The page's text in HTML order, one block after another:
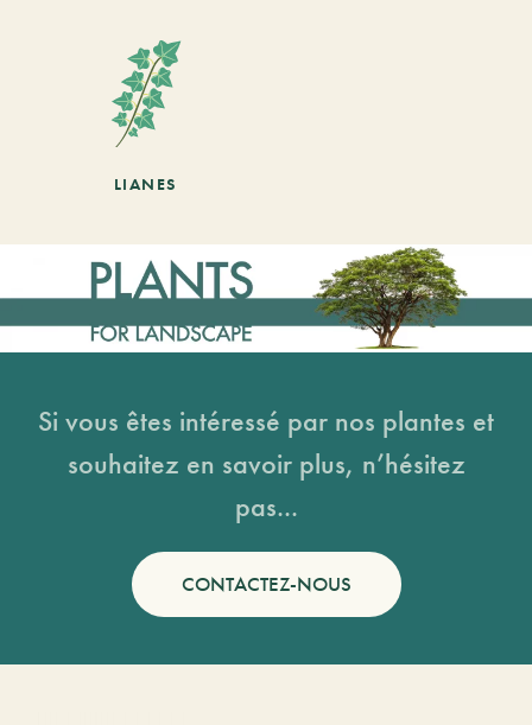
LIANES
Si vous êtes intéressé par nos plantes et
souhaitez en savoir plus, n’hésitez
pas...
CONTACTEZ-NOUS